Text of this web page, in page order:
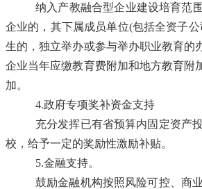
纳入产教融合型企业建设培育范
企业的，其下属成员单位(包括全资子
生的，独立举办或参与举办职业教育
企业当年应缴教育费附加和地方教育附
加。
4.政府专项奖补资金支持
充分发挥已有省预算内固定资产
校，给予一定的奖励性激励补贴。
5.金融支持。
鼓励金融机构按照风险可控、商